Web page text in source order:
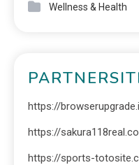
Wellness & Health
https://
https://
https://sports-